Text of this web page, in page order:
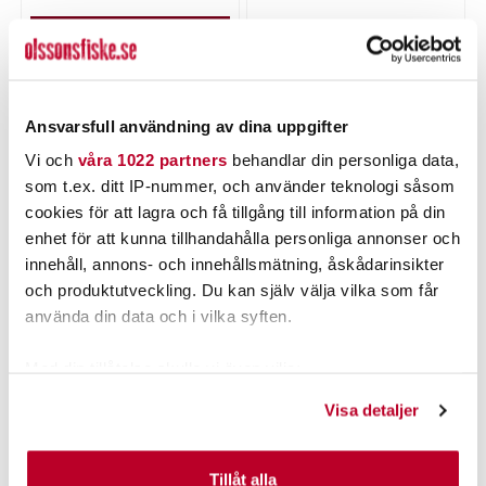
Ansvarsfull användning av dina uppgifter
Vi och våra 1022 partners behandlar din personliga data,
som t.ex. ditt IP-nummer, och använder teknologi såsom
cookies för att lagra och få tillgång till information på din
enhet för att kunna tillhandahålla personliga annonser och
innehåll, annons- och innehållsmätning, åskådarinsikter
och produktutveckling. Du kan själv välja vilka som får
använda din data och i vilka syften.
Identifiera din enhet genom att aktivt skanna den för
specifika kännetecken (fingeravtryck)
Visa detaljer
Tillåt alla
LÄGG I VARUKORGEN Tillfälligt slut
PRODUKTBESKRIVNING
POPULÄRT JUST NU